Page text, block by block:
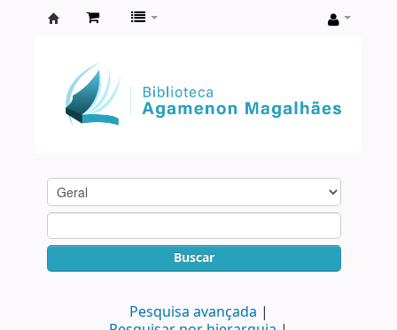
Agamenon
Magalhães
Buscar
Pesquisa avançada